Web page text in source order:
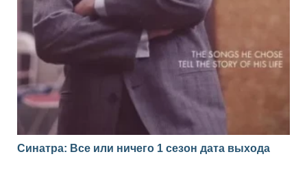
Синатра: Все или ничего 1 сезон дата выхода